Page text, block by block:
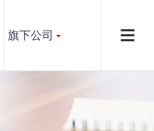
旗下公司